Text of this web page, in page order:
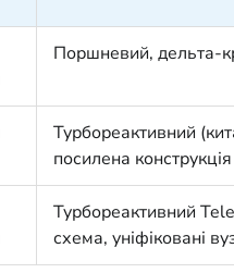
Поршневий, дельта-
Турбореактивний
посилена конструкція
Турбореактивний
схема, уніфіковані